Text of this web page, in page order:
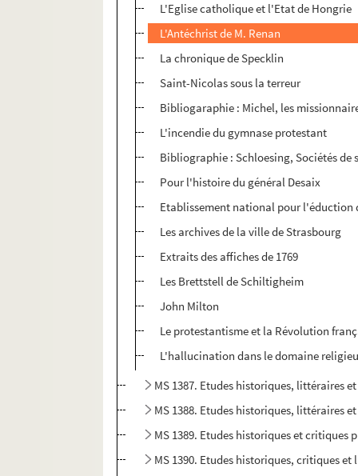
L'Eglise catholique et l'Etat de Hongrie
L'Antéchrist de M. Renan
La chronique de Specklin
Saint-Nicolas sous la terreur
Bibliogaraphie : Michel, les
L'incendie du gymnase protestant
Bibliographie : Schloesing, Sociétés de
Pour l'histoire du général Desaix
Etablissement national pour l'éduction
Les archives de la ville de Strasbourg
Extraits des affiches de 1769
Les Brettstell de Schiltigheim
John Milton
Le protestantisme et la Révolution
L'hallucination dans le domaine
MS 1387. Etudes historiques, littéraires
MS 1388. Etudes historiques, littéraires
MS 1389. Etudes historiques et critiques
MS 1390. Etudes historiques, critiques